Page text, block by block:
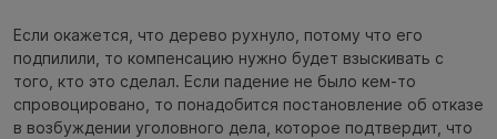
Если окажется, что дерево рухнуло, потому что его
подпилили, то компенсацию нужно будет взыскивать с
того, кто это сделал. Если падение не было кем-то
спровоцировано, то понадобится постановление об отказе
в возбуждении уголовного дела, которое подтвердит, что